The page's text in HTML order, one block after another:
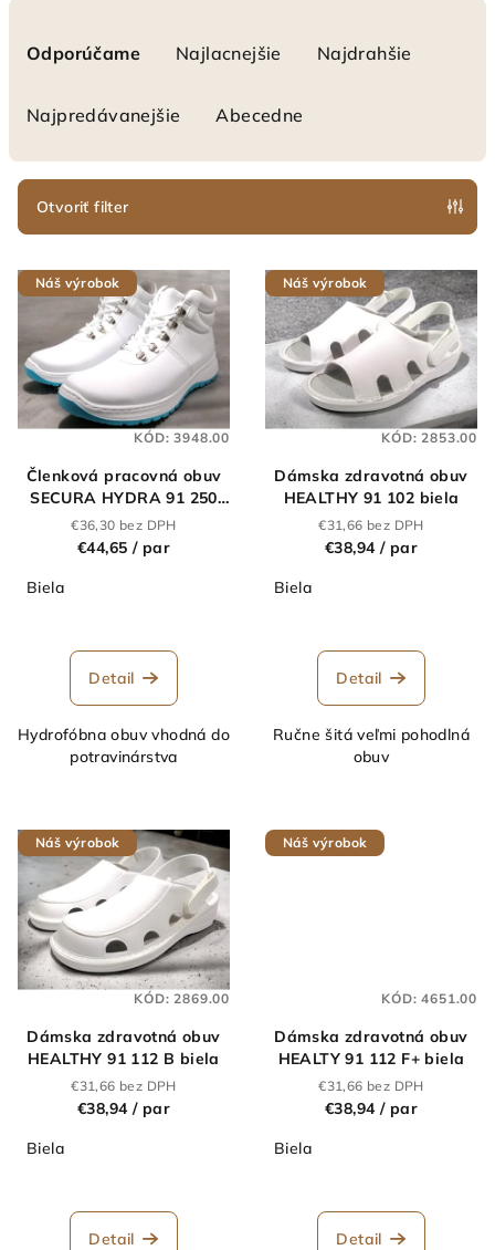
p
r
o
d
u
k
t
Odporúčame Najlacnejšie Najdrahšie
Najpredávanejšie Abecedne
Otvoriť filter
V
ý
p
s
p
Náš výrobok
Členková pracovná obuv
SECURA HYDRA 91 250
O2 biela
€36,30 bez DPH
€44,65 / par
Biela
Detail
Hydrofóbna obuv vhodná do
potravinárstva
KÓD:3948.00
Náš výrobok
Dámska zdravotná obuv
HEALTHY 91 102 biela
€31,66 bez DPH
€38,94 / par
Biela
Detail
Ručne šitá veľmi pohodlná
obuv
KÓD:2853.00
Náš výrobok
Dámska zdravotná obuv
HEALTHY 91 112 B biela
€31,66 bez DPH
€38,94 / par
Biela
hodnotenie
produktu
Detail
KÓD:2869.00
Náš výrobok
Dámska zdravotná obuv
HEALTY 91 112 F+ biela
€31,66 bez DPH
€38,94 / par
Biela
Detail
KÓD:4651.00